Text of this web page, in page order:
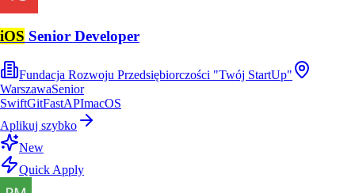
iOS Senior Developer
Fundacja Rozwoju Przedsiębiorczości "Twój StartUp"
WarszawaSenior
SwiftGitFastAPImacOS
Aplikuj szybko
New
Quick Apply